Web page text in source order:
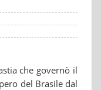
che governò il
del Brasile dal